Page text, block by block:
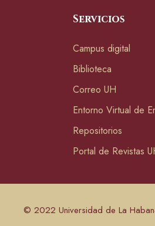
Servicios
Campus digital
Biblioteca
Correo UH
Entorno Virtual de
Repositorios
Portal de Revistas
© 2022 Universidad de La